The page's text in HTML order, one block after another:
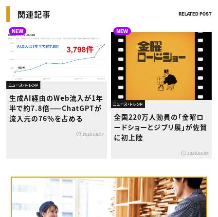
関連記事 RELATED POST
NEW
ニュース・トレンド
生成AI経由のWeb流入が1年
半で約7.8倍——ChatGPTが
流入元の76％を占める
2026.08.07
NEW
ニュース・トレンド
全国220万人動員の「金曜ロ
ードショーとジブリ展」が佐賀
に初上陸
2026.08.04